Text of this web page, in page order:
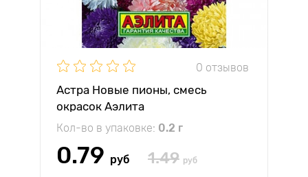
0 отзывов
Астра Новые пионы, смесь
окрасок Аэлита
Кол-во в упаковке: 0.2 г
0.79 руб 1.49 руб